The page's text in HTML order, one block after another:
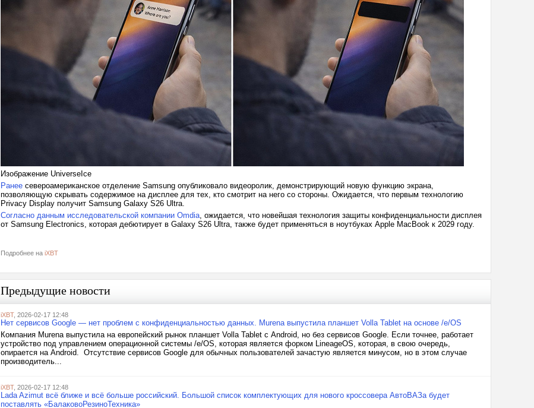
Изображение UniverseIce
Ранее североамериканское отделение Samsung опубликовало видеоролик, демонстрирующий новую функцию экрана,
позволяющую скрывать содержимое на дисплее для тех, кто смотрит на него со стороны. Ожидается, что первым технологию
Privacy Display получит Samsung Galaxy S26 Ultra.
Согласно данным исследовательской компании Omdia, ожидается, что новейшая технология защиты конфиденциальности дисплея
от Samsung Electronics, которая дебютирует в Galaxy S26 Ultra, также будет применяться в ноутбуках Apple MacBook к 2029 году.
Подробнее на iXBT
Предыдущие новости
iXBT, 2026-02-17 12:48
Нет сервисов Google — нет проблем с конфиденциальностью данных. Murena выпустила планшет Volla Tablet на основе /e/OS
Компания Murena выпустила на европейский рынок планшет Volla Tablet с Android, но без сервисов Google. Если точнее, работает
устройство под управлением операционной системы /e/OS, которая является форком LineageOS, которая, в свою очередь,
опирается на Android. Отсутствие сервисов Google для обычных пользователей зачастую является минусом, но в этом случае
производитель...
iXBT, 2026-02-17 12:48
Lada Azimut всё ближе и всё больше российский. Большой список комплектующих для нового кроссовера АвтоВАЗа будет
поставлять «БалаковоРезиноТехника»